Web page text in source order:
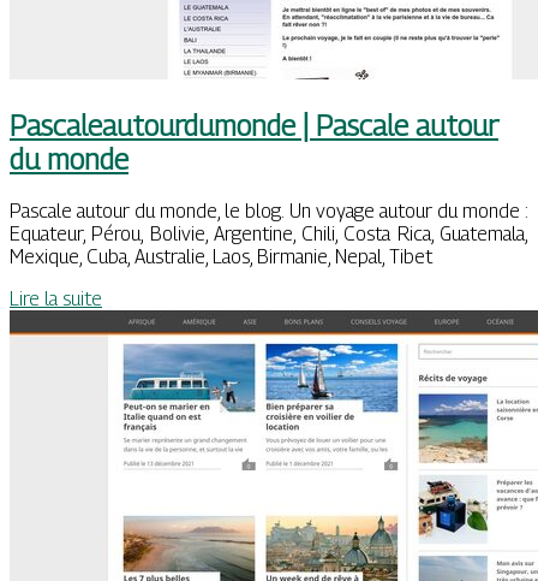
Pascaleautourdumonde | Pascale autour
du monde
Pascale autour du monde, le blog. Un voyage autour du monde :
Equateur, Pérou, Bolivie, Argentine, Chili, Costa Rica, Guatemala,
Mexique, Cuba, Australie, Laos, Birmanie, Nepal, Tibet
Lire la suite